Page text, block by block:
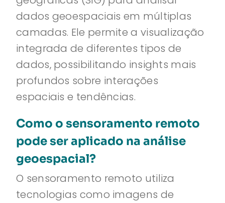
dados geoespaciais em múltiplas
camadas. Ele permite a visualização
integrada de diferentes tipos de
dados, possibilitando insights mais
profundos sobre interações
espaciais e tendências.
Como o sensoramento remoto
pode ser aplicado na análise
geoespacial?
O sensoramento remoto utiliza
tecnologias como imagens de